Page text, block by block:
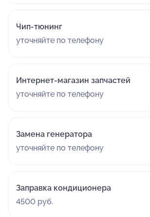
Чип-тюнинг
уточняйте по телефону
Интернет-магазин запчастей
уточняйте по телефону
Замена генератора
уточняйте по телефону
Заправка кондиционера
4500 руб.